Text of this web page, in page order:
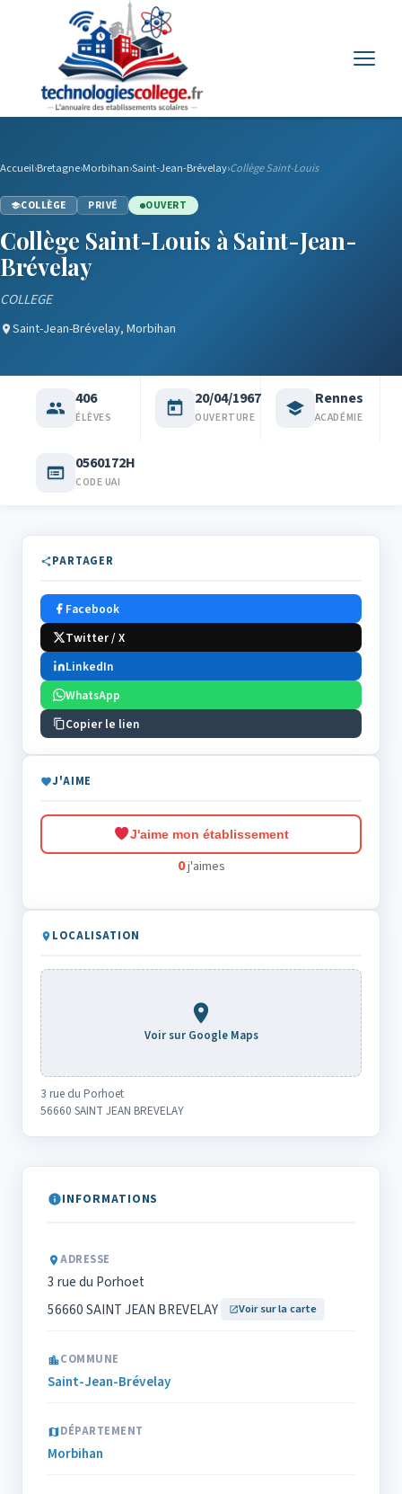
Accueil›Bretagne›Morbihan›Saint-Jean-Brévelay›Collège Saint-Louis
COLLÈGE PRIVÉ OUVERT
Collège Saint-Louis à Saint-Jean-
Brévelay
COLLEGE
Saint-Jean-Brévelay, Morbihan
406
ÉLÈVES
20/04/1967
OUVERTURE
Rennes
ACADÉMIE
0560172H
CODE UAI
INFORMATIONS
ADRESSE
3 rue du Porhoet
56660 SAINT JEAN BREVELAY
Voir sur la carte
COMMUNE
Saint-Jean-Brévelay
DÉPARTEMENT
Morbihan
PARTAGER
Facebook
Twitter / X
LinkedIn
WhatsApp
Copier le lien
J'AIME
J'aime mon établissement
0j'aimes
LOCALISATION
Voir sur Google Maps
3 rue du Porhoet
56660 SAINT JEAN BREVELAY